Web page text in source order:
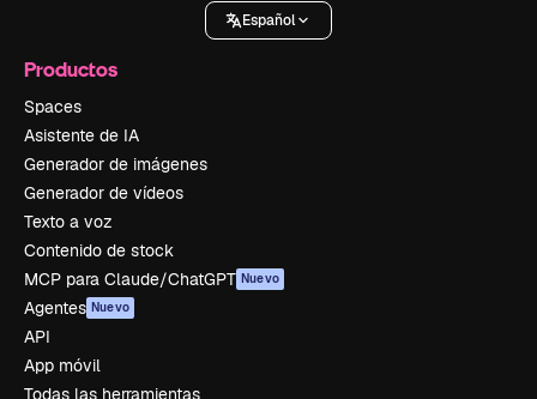
Español
Productos
Spaces
Asistente de IA
Generador de imágenes
Generador de vídeos
Texto a voz
Contenido de stock
MCP para Claude/ChatGPT Nuevo
Agentes Nuevo
API
App móvil
Todas las herramientas